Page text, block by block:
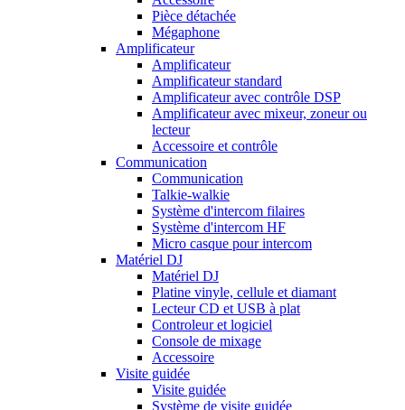
Pièce détachée
Mégaphone
Amplificateur
Amplificateur
Amplificateur standard
Amplificateur avec contrôle DSP
Amplificateur avec mixeur, zoneur ou
lecteur
Accessoire et contrôle
Communication
Communication
Talkie-walkie
Système d'intercom filaires
Système d'intercom HF
Micro casque pour intercom
Matériel DJ
Matériel DJ
Platine vinyle, cellule et diamant
Lecteur CD et USB à plat
Controleur et logiciel
Console de mixage
Accessoire
Visite guidée
Visite guidée
Système de visite guidée